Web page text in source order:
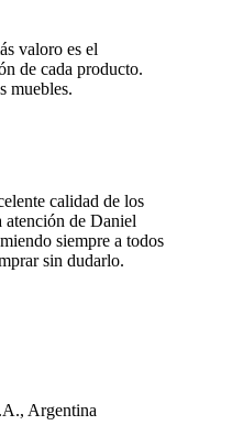
valoro es el
de cada producto.
muebles.
calidad de los
atención de Daniel
siempre a todos
sin dudarlo.
Argentina